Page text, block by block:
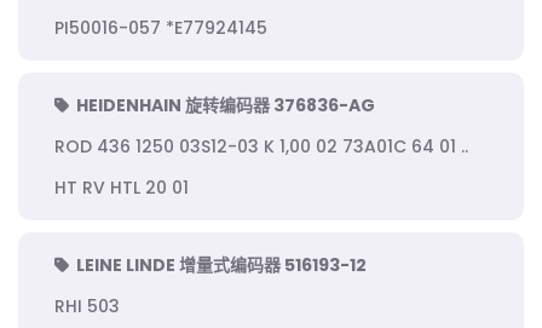
PI50016-057 *E77924145
HEIDENHAIN 旋转编码器 376836-AG
ROD 436 1250 03S12-03 K 1,00 02 73A01C 64 01 ..
HT RV HTL 20 01
LEINE LINDE 增量式编码器 516193-12
RHI 503